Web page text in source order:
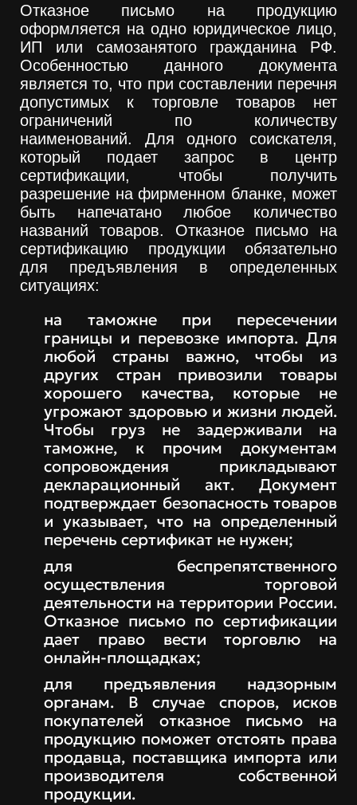
Отказное письмо на продукцию
оформляется на одно юридическое лицо,
ИП или самозанятого гражданина РФ.
Особенностью данного документа
является то, что при составлении перечня
допустимых к торговле товаров нет
ограничений по количеству
наименований. Для одного соискателя,
который подает запрос в центр
сертификации, чтобы получить
разрешение на фирменном бланке, может
быть напечатано любое количество
названий товаров. Отказное письмо на
сертификацию продукции обязательно
для предъявления в определенных
ситуациях:
на таможне при пересечении
границы и перевозке импорта. Для
любой страны важно, чтобы из
других стран привозили товары
хорошего качества, которые не
угрожают здоровью и жизни людей.
Чтобы груз не задерживали на
таможне, к прочим документам
сопровождения прикладывают
декларационный акт. Документ
подтверждает безопасность товаров
и указывает, что на определенный
перечень сертификат не нужен;
для беспрепятственного
осуществления торговой
деятельности на территории России.
Отказное письмо по сертификации
дает право вести торговлю на
онлайн-площадках;
для предъявления надзорным
органам. В случае споров, исков
покупателей отказное письмо на
продукцию поможет отстоять права
продавца, поставщика импорта или
производителя собственной
продукции.